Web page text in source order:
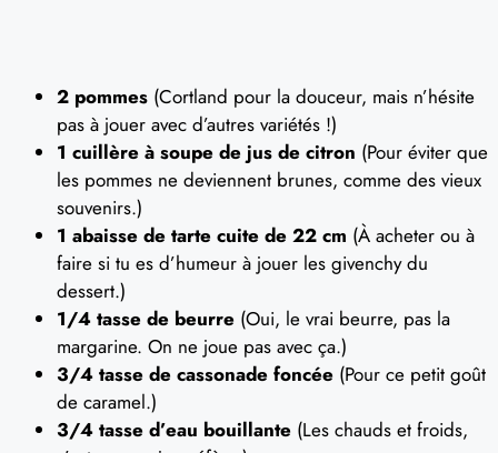
2 pommes (Cortland pour la douceur, mais n’hésite
pas à jouer avec d’autres variétés !)
1 cuillère à soupe de jus de citron (Pour éviter que
les pommes ne deviennent brunes, comme des vieux
souvenirs.)
1 abaisse de tarte cuite de 22 cm (À acheter ou à
faire si tu es d’humeur à jouer les givenchy du
dessert.)
1/4 tasse de beurre (Oui, le vrai beurre, pas la
margarine. On ne joue pas avec ça.)
3/4 tasse de cassonade foncée (Pour ce petit goût
de caramel.)
3/4 tasse d’eau bouillante (Les chauds et froids,